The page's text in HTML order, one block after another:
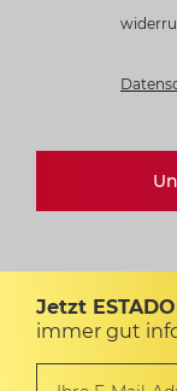
Jetzt
immer gut